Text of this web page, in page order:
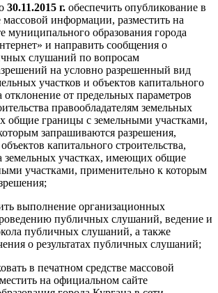
30.11.2015 г. обеспечить опубликование в
массовой информации, разместить на
муниципального образования города
и направить сообщения о
слушаний по вопросам
на условно разрешенный вид
участков и объектов капитального
отклонение от предельных параметров
правообладателям земельных
общие границы с земельными участками,
запрашиваются разрешения,
капитального строительства,
земельных участках, имеющих общие
участками, применительно к которым
выполнение организационных
публичных слушаний, ведение и
публичных слушаний, а также
о результатах публичных слушаний;
в печатном средстве массовой
на официальном сайте